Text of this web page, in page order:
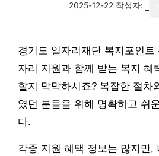
2025-12-22 작성자:
경기도 일자리재단 복지포인트
자리 지원과 함께 받는 복지 혜
할지 막막하시죠? 복잡한 절차
였던 분들을 위해 명확하고 쉬
다.
각종 지원 혜택 정보는 많지만,